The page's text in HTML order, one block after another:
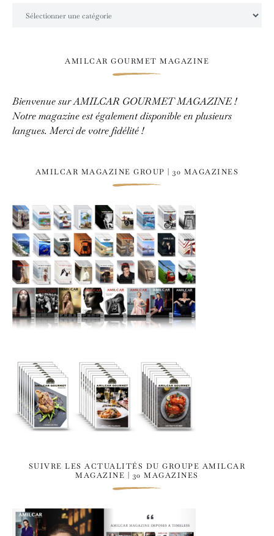
AMILCAR GOURMET MAGAZINE
Bienvenue sur AMILCAR GOURMET MAGAZINE !
Notre magazine est également disponible en plusieurs
langues. Merci de votre fidélité !
AMILCAR MAGAZINE GROUP | 30 MAGAZINES
SUIVRE LES ACTUALITÉS DU GROUPE AMILCAR
MAGAZINE | 30 MAGAZINES